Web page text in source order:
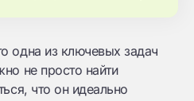
одна из ключевых задач
не просто найти
что он идеально